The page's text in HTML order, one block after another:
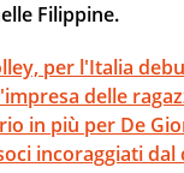
Filippine.
per l'Italia
delle
in più per De
incoraggiati